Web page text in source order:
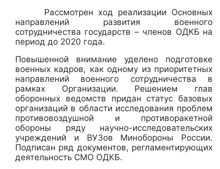
Рассмотрен ход реализации Основных
направлений развития военного
сотрудничества государств – членов ОДКБ на
период до 2020 года.
Повышенной внимание уделено подготовке
военных кадров, как одному из приоритетных
направлений военного сотрудничества в
рамках Организации. Решением глав
оборонных ведомств придан статус базовых
организаций в области исследования проблем
противовоздушной и противоракетной
обороны ряду научно-исследовательских
учреждений и ВУЗов Минобороны России.
Подписан ряд документов, регламентирующих
деятельность СМО ОДКБ.